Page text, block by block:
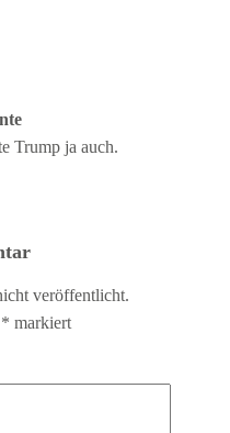
Trump ja auch.
veröffentlicht.
* markiert